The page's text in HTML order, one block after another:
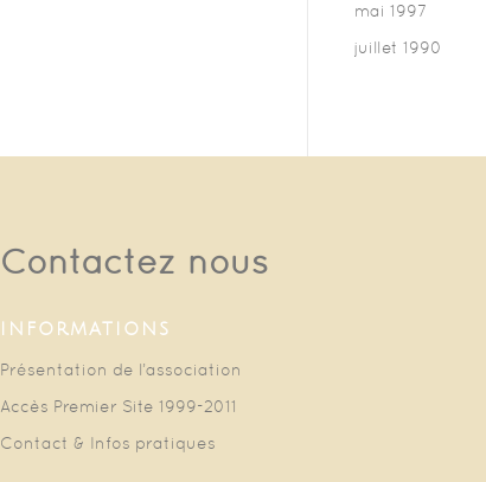
mai 1997
juillet 1990
Contactez nous
INFORMATIONS
Présentation de l’association
Accès Premier Site 1999-2011
Contact & Infos pratiques